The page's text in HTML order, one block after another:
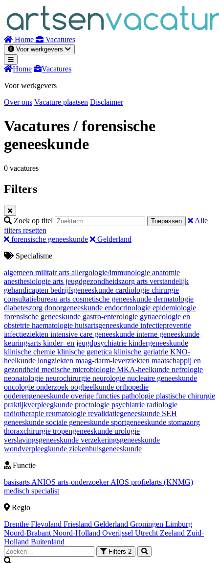
inhoud
Home Vacatures
Voor werkgevers
Home
Vacatures
Voor werkgevers
Over ons Vacature plaatsen Disclaimer
Vacatures/ forensische
geneeskunde
0 vacatures
Filters
Zoek op titel Toepassen
Alle
filters resetten
forensische geneeskunde
Gelderland
Specialisme
algemeen militair arts allergologie/immunologie anatomie
anesthesiologie arts jeugdgezondheidszorg arts verstandelijk
gehandicapten bedrijfsgeneeskunde cardiologie chirurgie
consultatiebureau arts cosmetische geneeskunde dermatologie
diabeteszorg donorgeneeskunde endocrinologie epidemiologie
forensische geneeskunde gastro-enterologie gynaecologie en
obstetrie haematologie huisartsgeneeskunde infectiepreventie
infectieziekten intensive care geneeskunde interne geneeskunde
keuringsarts kinder- en jeugdpsychiatrie kindergeneeskunde
klinische chemie klinische genetica klinische geriatrie KNO-
heelkunde longziekten maag-darm-leverziekten maatschappij en
gezondheid medische microbiologie MKA-heelkunde nefrologie
neonatologie neurochirurgie neurologie nucleaire geneeskunde
oncologie onderzoek oogheelkunde orthopedie
ouderengeneeskunde overige functies pathologie plastische chirurgie
praktijkverpleegkunde proctologie psychiatrie radiologie
radiotherapie reumatologie revalidatiegeneeskunde SEH
geneeskunde sociale geneeskunde sportgeneeskunde stomazorg
thoraxchirurgie tropengeneeskunde urologie
verslavingsgeneeskunde verzekeringsgeneeskunde
wondverpleegkunde ziekenhuisgeneeskunde
Functie
basisarts ANIOS arts-onderzoekerAIOS profielarts (KNMG)
medisch specialist
Regio
Drenthe Flevoland Friesland Gelderland Groningen Limburg
Noord-Brabant Noord-Holland Overijssel Utrecht Zeeland Zuid-
Holland Buitenland
Filters 2